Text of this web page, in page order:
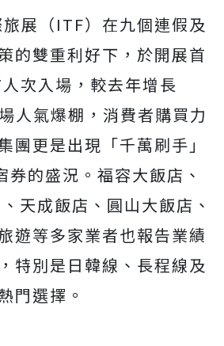
展（ITF）在九個連假及
的雙重利好下，於開展首
次入場，較去年增長
人氣爆棚，消費者購買力
團更是出現「千萬刷手」
的盛況。福容大飯店、
天成飯店、圓山大飯店、
遊等多家業者也報告業績
特別是日韓線、長程線及
門選擇。